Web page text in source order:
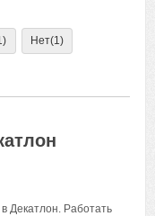
Нет(1)
Декатлон. Работать